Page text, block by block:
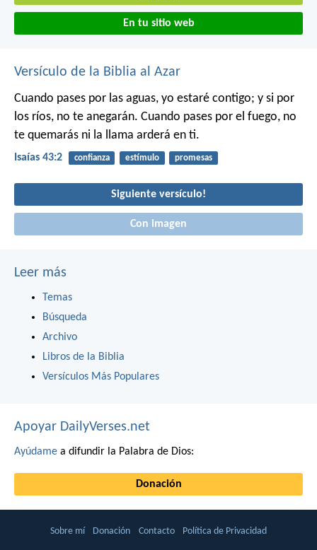
En tu sitio web
Versículo de la Biblia al Azar
Cuando pases por las aguas, yo estaré contigo; y si por
los ríos, no te anegarán. Cuando pases por el fuego, no
te quemarás ni la llama arderá en ti.
Isaías 43:2 confianza estímulo promesas
Siguiente versículo!
Con imagen
Leer más
Temas
Búsqueda
Archivo
Libros de la Biblia
Versículos Más Populares
Apoyar DailyVerses.net
Ayúdame a difundir la Palabra de Dios:
Donación
Sobre mí Donación Contacto Política de Privacidad